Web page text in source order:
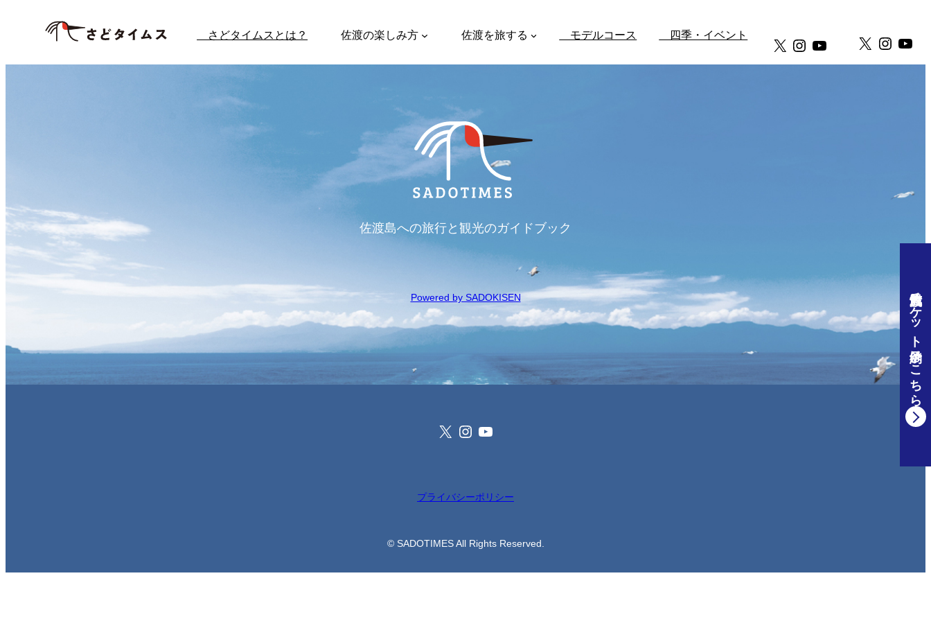
さどタイムスとは？ 佐渡の楽しみ方 佐渡を旅する モデルコース 四季・イベント X Instagram
YouTube
X
佐渡汽船チケット予約はこちら
佐渡島への旅行と観光のガイドブック
Powered by SADOKISEN
X Instagram
YouTube
プライバシーポリシー
© SADOTIMES All Rights Reserved.